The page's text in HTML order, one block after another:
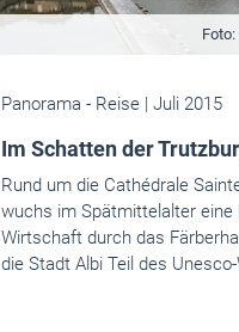
Panorama - Reise | Juli 2015
Im Schatten der
Rund um die Cathédrale
wuchs im Spätmittelalter eine
Wirtschaft durch das
die Stadt Albi Teil des